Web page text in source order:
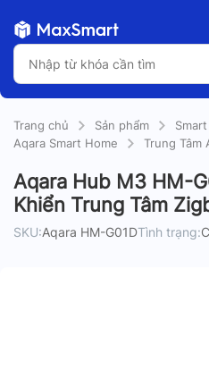
Trang chủ Sản phẩm
Aqara Smart Home
Trung Tâm
Aqara Hub M3 HM-
Khiển Trung Tâm
SKU:Aqara HM-G01DTình trạng: